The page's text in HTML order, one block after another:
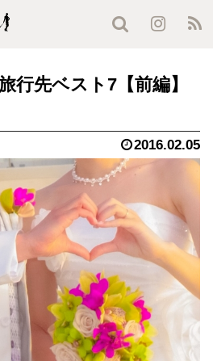
行先ベスト7【前編】
2016.02.05